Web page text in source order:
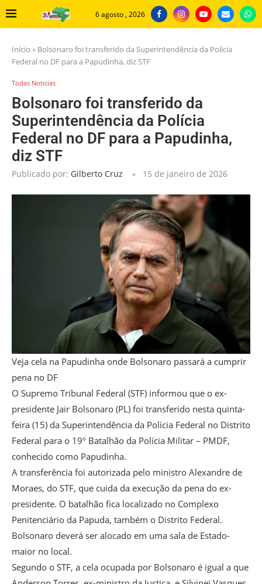
6 agosto , 2026
Início » Bolsonaro foi transferido da Superintendência da Polícia
Federal no DF para a Papudinha, diz STF
Todas Noticias
Bolsonaro foi transferido da
Superintendência da Polícia
Federal no DF para a Papudinha,
diz STF
Publicado por: Gilberto Cruz 15 de janeiro de 2026
Veja cela na Papudinha onde Bolsonaro passará a cumprir
pena no DF
O Supremo Tribunal Federal (STF) informou que o ex-
presidente Jair Bolsonaro (PL) foi transferido nesta quinta-
feira (15) da Superintendência da Polícia Federal no Distrito
Federal para o 19º Batalhão da Polícia Militar – PMDF,
conhecido como Papudinha.
A transferência foi autorizada pelo ministro Alexandre de
Moraes, do STF, que cuida da execução da pena do ex-
presidente. O batalhão fica localizado no Complexo
Penitenciário da Papuda, também o Distrito Federal.
Bolsonaro deverá ser alocado em uma sala de Estado-
maior no local.
Segundo o STF, a cela ocupada por Bolsonaro é igual a que